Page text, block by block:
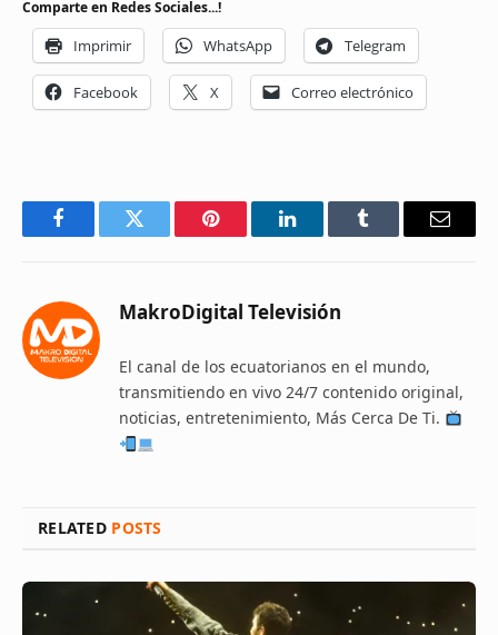
Comparte en Redes Sociales...!
Imprimir WhatsApp Telegram
Facebook X Correo electrónico
FacebookTwitter Pinterest LinkedInTumblr Email
MakroDigital Televisión
El canal de los ecuatorianos en el mundo,
transmitiendo en vivo 24/7 contenido original,
noticias, entretenimiento, Más Cerca De Ti.
RELATED POSTS